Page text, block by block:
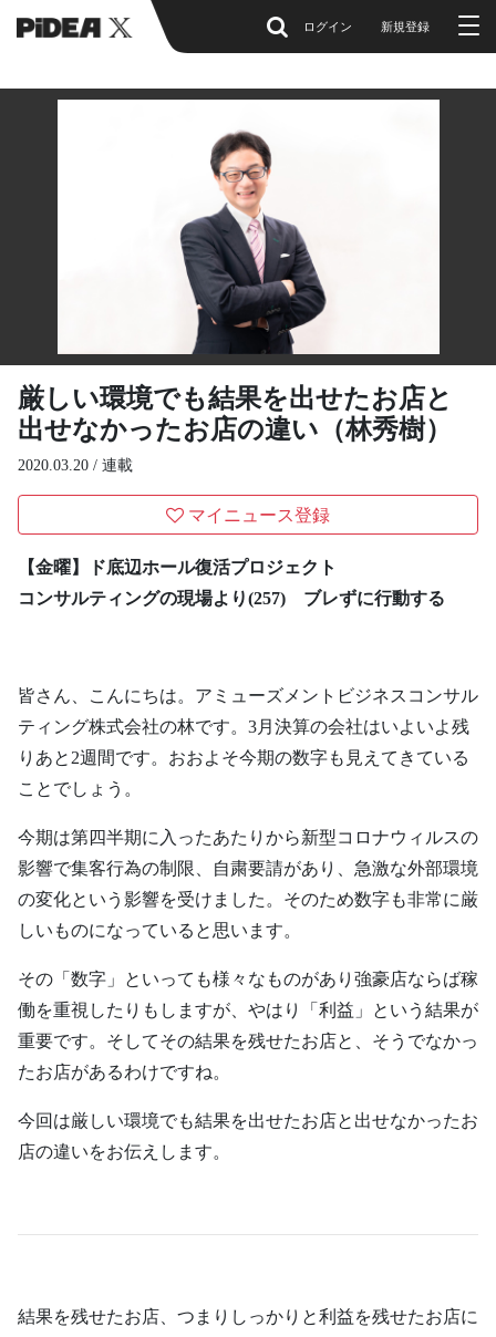
ログイン 新規登録
厳しい環境でも結果を出せたお店と
出せなかったお店の違い（林秀樹）
2020.03.20 / 連載
マイニュース登録
【金曜】ド底辺ホール復活プロジェクト
コンサルティングの現場より(257) ブレずに行動する
皆さん、こんにちは。アミューズメントビジネスコンサル
ティング株式会社の林です。3月決算の会社はいよいよ残
りあと2週間です。おおよそ今期の数字も見えてきている
ことでしょう。
今期は第四半期に入ったあたりから新型コロナウィルスの
影響で集客行為の制限、自粛要請があり、急激な外部環境
の変化という影響を受けました。そのため数字も非常に厳
しいものになっていると思います。
その「数字」といっても様々なものがあり強豪店ならば稼
働を重視したりもしますが、やはり「利益」という結果が
重要です。そしてその結果を残せたお店と、そうでなかっ
たお店があるわけですね。
今回は厳しい環境でも結果を出せたお店と出せなかったお
店の違いをお伝えします。
結果を残せたお店、つまりしっかりと利益を残せたお店に